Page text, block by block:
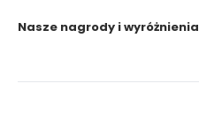
Nasze nagrody i wyróżnienia